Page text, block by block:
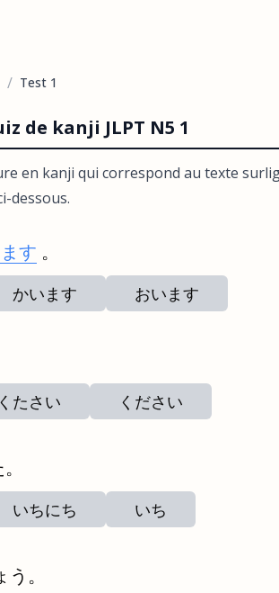
/ Test 1
de kanji JLPT N5 1
en kanji qui correspond au texte
dessous.
す 。
かいます おいます
くたさい ください
いちにち いち
。